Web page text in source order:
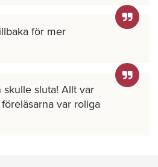
för mer
sluta! Allt var
var roliga